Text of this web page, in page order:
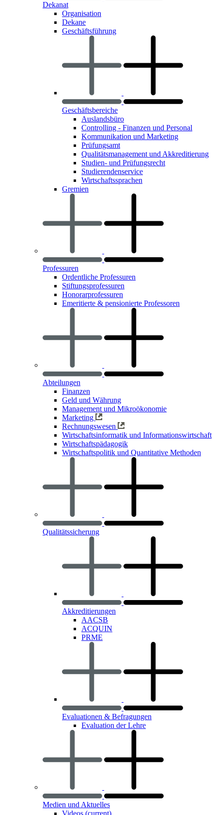
Dekanat
Organisation
Dekane
Geschäftsführung
Geschäftsbereiche
Auslandsbüro
Controlling - Finanzen und Personal
Kommunikation und Marketing
Prüfungsamt
Qualitätsmanagement und Akkreditierung
Studien- und Prüfungsrecht
Studierendenservice
Wirtschaftssprachen
Gremien
Professuren
Ordentliche Professuren
Stiftungsprofessuren
Honorarprofessuren
Emeritierte & pensionierte Professoren
Abteilungen
Finanzen
Geld und Währung
Management und Mikroökonomie
Marketing
Rechnungswesen
Wirtschaftsinformatik und Informationswirtschaft
Wirtschaftspädagogik
Wirtschaftspolitik und Quantitative Methoden
Qualitätssicherung
Akkreditierungen
AACSB
ACQUIN
PRME
Evaluationen & Befragungen
Evaluation der Lehre
Medien und Aktuelles
Videos (current)